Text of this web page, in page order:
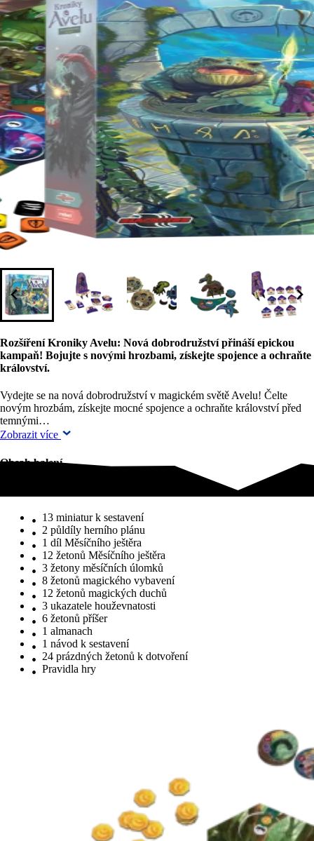
Rozšíření Kroniky Avelu: Nová dobrodružství přináší epickou
kampaň! Bojujte s novými hrozbami, získejte spojence a ochraňte
království.
Vydejte se na nová dobrodružství v magickém světě Avelu! Čelte
novým hrozbám, získejte mocné spojence a ochraňte království před
temnými…
Zobrazit více
Obsah balení
13 miniatur k sestavení
2 půldíly herního plánu
1 díl Měsíčního ještěra
12 žetonů Měsíčního ještěra
3 žetony měsíčních úlomků
8 žetonů magického vybavení
12 žetonů magických duchů
3 ukazatele houževnatosti
6 žetonů příšer
1 almanach
1 návod k sestavení
24 prázdných žetonů k dotvoření
Pravidla hry